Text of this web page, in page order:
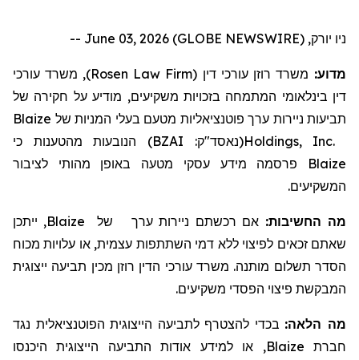
ניו יורק, June 03, 2026 (GLOBE NEWSWIRE) --
מדוע: משרד רוזן עורכי דין (Rosen Law Firm), משרד עורכי
דין בינלאומי המתמחה בזכויות משקיעים, מודיע על חקירה של
תביעות ניירות ערך פוטנציאליות מטעם בעלי המניות של Blaize
Holdings, Inc.(נאסד"ק: BZAI
) הנובעות מהטענות כי
Blaize פרסמה מידע עסקי מטעה באופן מהותי לציבור
המשקיעים.
מה החשיבות: אם רכשתם ניירות ערך של Blaize, ייתכן
שאתם זכאים לפיצוי ללא דמי השתתפות עצמית, או עלויות מכוח
הסדר תשלום מותנה. משרד עורכי הדין רוזן מכין תביעה ייצוגית
המבקשת פיצוי הפסדי משקיעים.
מה הלאה: בכדי להצטרף לתביעה הייצוגית הפוטנציאלית נגד
חברת Blaize, או למידע אודות התביעה הייצוגית היכנסו